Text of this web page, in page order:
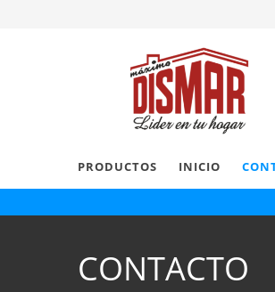
PRODUCTOS INICIO
CONTACTO